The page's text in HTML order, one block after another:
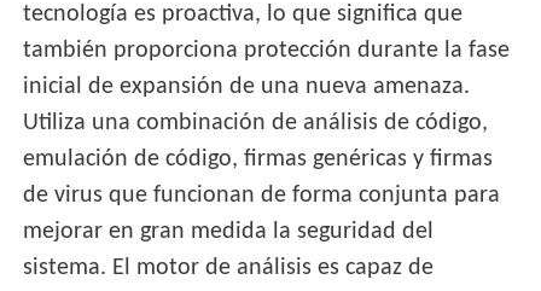
tecnología es proactiva, lo que significa que
también proporciona protección durante la fase
inicial de expansión de una nueva amenaza.
Utiliza una combinación de análisis de código,
emulación de código, firmas genéricas y firmas
de virus que funcionan de forma conjunta para
mejorar en gran medida la seguridad del
sistema. El motor de análisis es capaz de